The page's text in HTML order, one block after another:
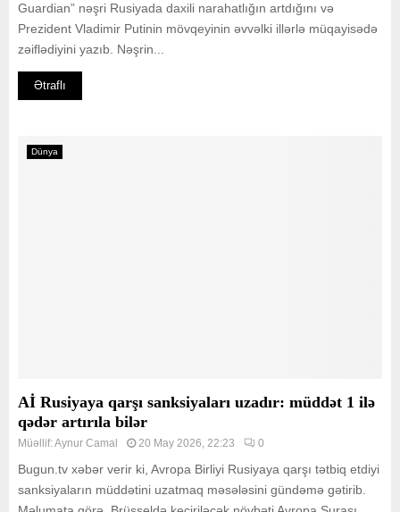
Guardian” nəşri Rusiyada daxili narahatlığın artdığını və
Prezident Vladimir Putinin mövqeyinin əvvəlki illərlə müqayisədə
zəiflədiyini yazıb. Nəşrin...
Ətraflı
Dünya
Aİ Rusiyaya qarşı sanksiyaları uzadır: müddət 1 ilə
qədər artırıla bilər
Müəllif:Aynur Camal 20 May 2026, 22:23 0
Bugun.tv xəbər verir ki, Avropa Birliyi Rusiyaya qarşı tətbiq etdiyi
sanksiyaların müddətini uzatmaq məsələsini gündəmə gətirib.